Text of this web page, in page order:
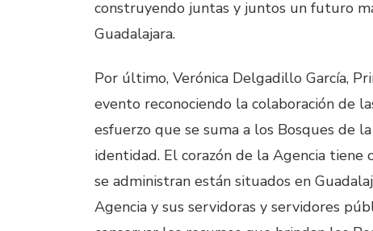
construyendo juntas y juntos un futuro
Guadalajara.
Por último, Verónica Delgadillo García,
evento reconociendo la colaboración de
esfuerzo que se suma a los Bosques de
identidad. El corazón de la Agencia
se administran están situados en
Agencia y sus servidoras y servidores